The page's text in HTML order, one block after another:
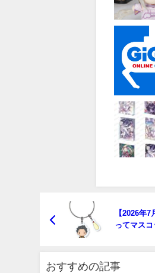
【2026年
ってマス
おすすめの記事